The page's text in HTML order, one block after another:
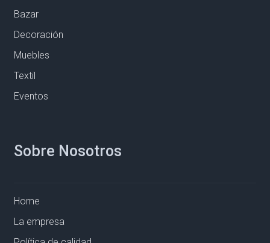
Bazar
Decoración
Muebles
Textil
Eventos
Sobre Nosotros
Home
La empresa